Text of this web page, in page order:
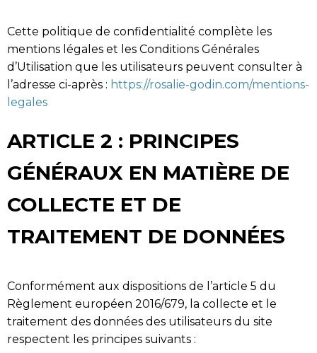
Cette politique de confidentialité complète les
mentions légales et les Conditions Générales
d’Utilisation que les utilisateurs peuvent consulter à
l’adresse ci-après : https://rosalie-godin.com/mentions-
legales
ARTICLE 2 : PRINCIPES
GÉNÉRAUX EN MATIÈRE DE
COLLECTE ET DE
TRAITEMENT DE DONNÉES
Conformément aux dispositions de l’article 5 du
Règlement européen 2016/679, la collecte et le
traitement des données des utilisateurs du site
respectent les principes suivants :